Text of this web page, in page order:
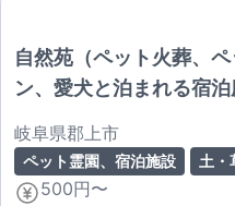
自然苑（ペット火葬、
ン、愛犬と泊まれる宿泊
岐阜県郡上市
ペット霊園、宿泊施設 土・
500円〜